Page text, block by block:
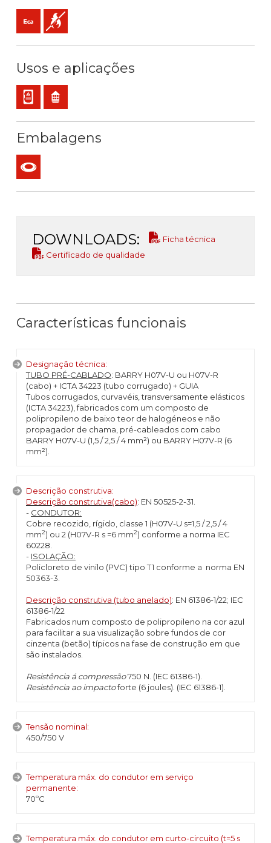
Eca (reacção ao fogo)
Não propagador da chama
Usos e aplicações
Cablagem interna de equipamentos e painéis
Residencial
Embalagens
DOWNLOADS:
Ficha técnica
Certificado de qualidade
Características funcionais
Designação técnica:
TUBO PRÉ-CABLADO: BARRY H07V-U ou H07V-R
(cabo) + ICTA 34223 (tubo corrugado) + GUIA
Tubos corrugados, curvavéis, transversamente elásticos
(ICTA 34223), fabricados com um composto de
polipropileno de baixo teor de halogéneos e não
propagador de chama, pré-cableados com cabo
BARRY H07V-U (1,5 / 2,5 / 4 mm²) ou BARRY H07V-R (6
mm²).
Descrição construtiva:
Descrição construtiva(cabo): EN 50525-2-31.
- CONDUTOR:
Cobre recozido, rígido, classe 1 (H07V-U s=1,5 / 2,5 / 4
mm2) ou 2 (H07V-R s =6 mm2) conforme a norma IEC
60228.
- ISOLAÇÃO:
Policloreto de vinilo (PVC) tipo T1 conforme a norma EN
50363-3.
Descrição construtiva (tubo anelado): EN 61386-1/22; IEC
61386-1/22
Fabricados num composto de polipropileno na cor azul
para facilitar a sua visualização sobre fundos de cor
cinzenta (betão) típicos na fase de construção em que
são instalados.
Resistência á compressão750 N. (IEC 61386-1).
Resistência ao impactoforte (6 joules). (IEC 61386-1).
Tensão nominal:
450/750 V
Temperatura máx. do condutor em serviço
permanente:
70ºC
Temperatura máx. do condutor em curto-circuito (t=5 s